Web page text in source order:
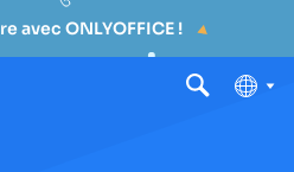
avec ONLYOFFICE !